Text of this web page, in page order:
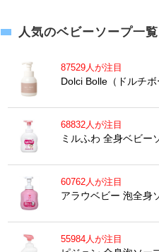
人気のベビーソープ一覧
87529人が注目
Dolci Bolle（ドルチ
68832人が注目
ミルふわ 全身ベビー
60762人が注目
アラウベビー 泡全身
55984人が注目